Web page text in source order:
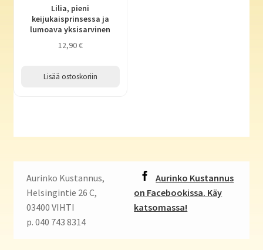
Lilia, pieni
keijukaisprinsessa ja
lumoava yksisarvinen
12,90€
Lisää ostoskoriin
Aurinko Kustannus,
Helsingintie 26 C,
03400 VIHTI
p. 040 743 8314
Aurinko Kustannus
on Facebookissa. Käy
katsomassa!